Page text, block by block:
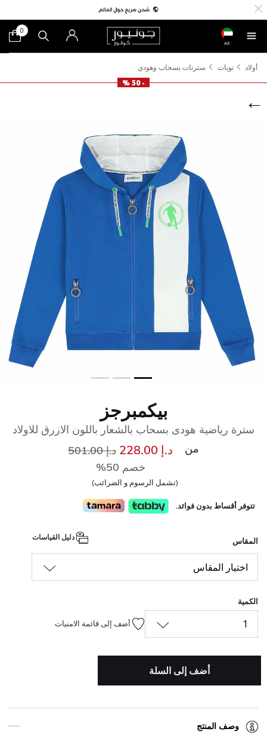
AE
0
أولاد توبات
سترتات بسحاب وهودي
- 50 %
بيكمبرجز
سترة رياضية هودى بسحاب بالشعار باللون الازرق للاولاد
من
د.إ 228.00 سعر مخفض من
د.إ 501.00
إلى
خصم 50%
(تشمل الرسوم و الضرائب)
تتوفر أقساط بدون فوائد.
المقاس
اختيار المقاس
الكمية
1 أضف إلى قائمة الامنيات
أضف إلى السلة
وصف المنتج